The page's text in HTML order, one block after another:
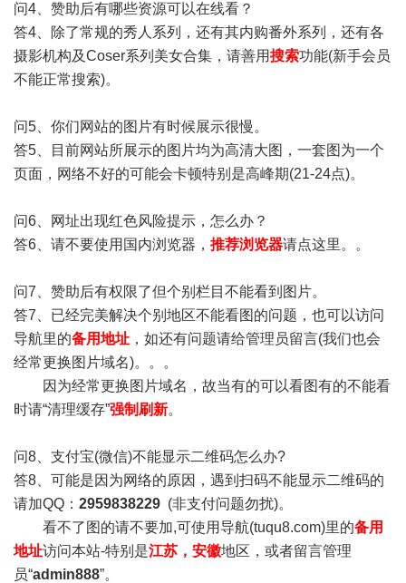
问4、赞助后有哪些资源可以在线看？
答4、除了常规的秀人系列，还有其内购番外系列，还有各
摄影机构及Coser系列美女合集，请善用搜索功能(新手会员
不能正常搜索)。
问5、你们网站的图片有时候展示很慢。
答5、目前网站所展示的图片均为高清大图，一套图为一个
页面，网络不好的可能会卡顿特别是高峰期(21-24点)。
问6、网址出现红色风险提示，怎么办？
答6、请不要使用国内浏览器， 推荐浏览器请点这里。。
问7、赞助后有权限了但个别栏目不能看到图片。
答7、已经完美解决个别地区不能看图的问题，也可以访问
导航里的备用地址 ，如还有问题请给管理员留言(我们也会
经常更换图片域名)。。。
因为经常更换图片域名，故当有的可以看图有的不能看
时请“清理缓存”强制刷新。
问8、支付宝(微信)不能显示二维码怎么办?
答8、可能是因为网络的原因，遇到扫码不能显示二维码的
请加QQ： 2959838229 (非支付问题勿扰)。
看不了图的请不要加,可使用导航(tuqu8.com)里的备用
地址访问本站-特别是江苏，安徽地区，或者留言管理
员“admin888”。